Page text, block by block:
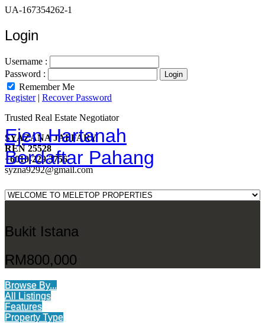
UA-167354262-1
Login
Username :
Password :
Remember Me
Register| Recover Password
Ejen Hartanah
Berdaftar Pahang
Trusted Real Estate Negotiator
SYAZANA JAFFARY
REN 25528
+6010-229 3756
syzna9292@gmail.com
Bukit Istana
RM800,000
Browse By...
All Listings
Features
Property Type